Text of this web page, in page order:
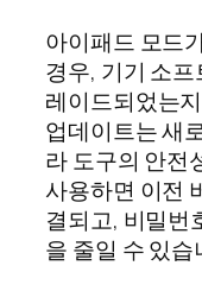
아이패드 모드
경우, 기기 소
레이드되었는
업데이트는 새
라 도구의 안전
사용하면 이전
결되고, 비밀번
을 줄일 수 있습